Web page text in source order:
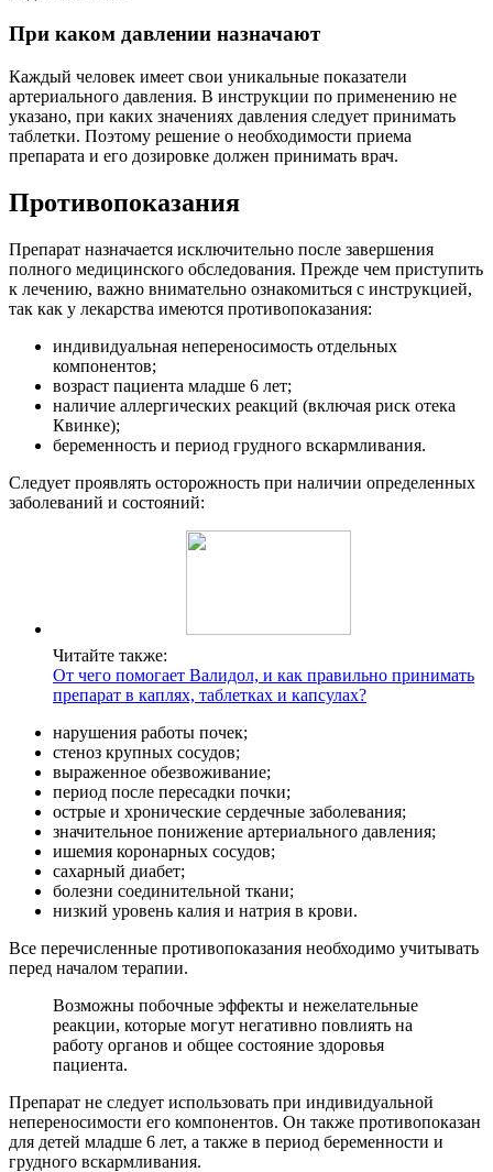
При каком давлении назначают
Каждый человек имеет свои уникальные показатели
артериального давления. В инструкции по применению не
указано, при каких значениях давления следует принимать
таблетки. Поэтому решение о необходимости приема
препарата и его дозировке должен принимать врач.
Противопоказания
Препарат назначается исключительно после завершения
полного медицинского обследования. Прежде чем приступить
к лечению, важно внимательно ознакомиться с инструкцией,
так как у лекарства имеются противопоказания:
индивидуальная непереносимость отдельных
компонентов;
возраст пациента младше 6 лет;
наличие аллергических реакций (включая риск отека
Квинке);
беременность и период грудного вскармливания.
Следует проявлять осторожность при наличии определенных
заболеваний и состояний:
Читайте также:
От чего помогает Валидол, и как правильно принимать
препарат в каплях, таблетках и капсулах?
нарушения работы почек;
стеноз крупных сосудов;
выраженное обезвоживание;
период после пересадки почки;
острые и хронические сердечные заболевания;
значительное понижение артериального давления;
ишемия коронарных сосудов;
сахарный диабет;
болезни соединительной ткани;
низкий уровень калия и натрия в крови.
Все перечисленные противопоказания необходимо учитывать
перед началом терапии.
Возможны побочные эффекты и нежелательные
реакции, которые могут негативно повлиять на
работу органов и общее состояние здоровья
пациента.
Препарат не следует использовать при индивидуальной
непереносимости его компонентов. Он также противопоказан
для детей младше 6 лет, а также в период беременности и
грудного вскармливания.